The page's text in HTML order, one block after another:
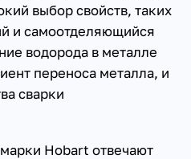
выбор свойств, таких
и самоотделяющийся
водорода в металле
переноса металла, и
сварки
Hobart отвечают